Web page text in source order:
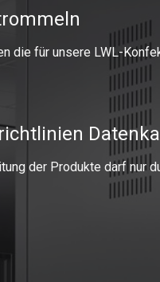
die für unsere LWL-
der Produkte darf nur